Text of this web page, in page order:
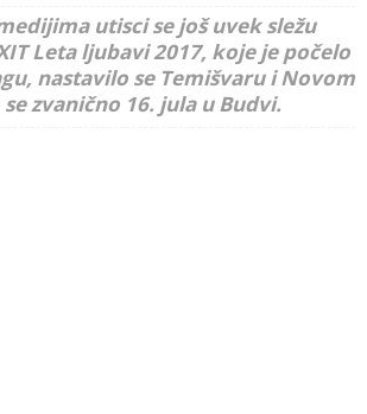
utisci se još uvek sležu
Leta ljubavi 2017, koje je počelo
nastavilo se Temišvaru i Novom
zvanično 16. jula u Budvi.